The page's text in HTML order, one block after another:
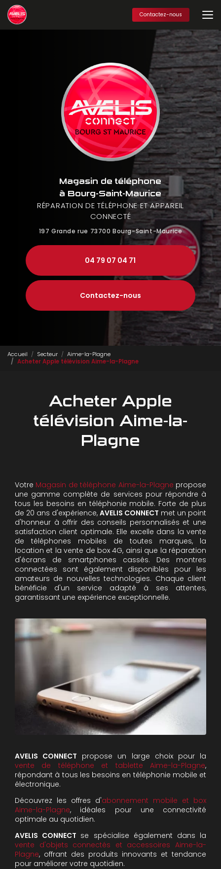
Aller
au
contenu
principal
Contactez-nous
Magasin de téléphone
à Bourg-Saint-Maurice
RÉPARATION DE TÉLÉPHONE ET APPAREIL
CONNECTÉ
197 Grande rue 73700 Bourg-Saint-Maurice
04 79 07 04 71
Contactez-nous
Accueil Secteur
Aime-la-Plagne
Acheter Apple télévision Aime-la-Plagne
Acheter Apple
télévision Aime-la-
Plagne
Votre Magasin de téléphone Aime-la-Plagne propose
une gamme complète de services pour répondre à
tous les besoins en téléphonie mobile. Forte de plus
de 20 ans d'expérience, AVELIS CONNECT met un point
d'honneur à offrir des conseils personnalisés et une
satisfaction client optimale. Elle excelle dans la vente
de téléphones mobiles de toutes marques, la
location et la vente de box 4G, ainsi que la réparation
d'écrans de smartphones cassés. Des montres
connectées sont également disponibles pour les
amateurs de nouvelles technologies. Chaque client
bénéficie d'un service adapté à ses attentes,
garantissant une expérience exceptionnelle.
AVELIS CONNECT propose un large choix pour la
vente de téléphone et tablette Aime-la-Plagne,
répondant à tous les besoins en téléphonie mobile et
électronique.
Découvrez les offres d'abonnement mobile et box
Aime-la-Plagne, idéales pour une connectivité
optimale au quotidien.
AVELIS CONNECT se spécialise également dans la
vente d'objets connectés et accessoires Aime-la-
Plagne, offrant des produits innovants et tendance
pour améliorer votre quotidien.